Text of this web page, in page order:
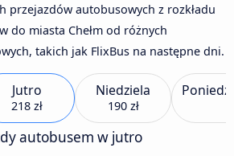
przejazdów autobusowych z rozkładu
do miasta Chełm od różnych
takich jak FlixBus na następne dni.
Jutro
218 zł
Niedziela
190 zł
autobusem w jutro